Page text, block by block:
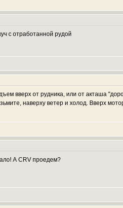
с отработанной рудой
вверх от рудника, или от акташа
наверху ветер и холод. Вверх
А CRV проедем?